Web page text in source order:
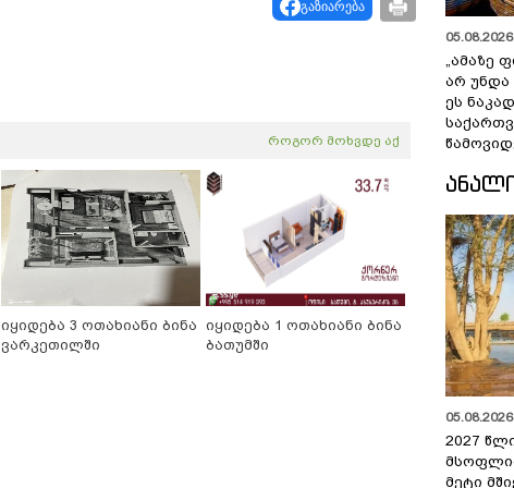
გაზიარება
როგორ მოხვდე აქ
იყიდება 3 ოთახიანი ბინა
ვარკეთილში
იყიდება 1 ოთახიანი ბინა
ბათუმში
„ამაზე
არ უნდა
ეს
2027
მეტი